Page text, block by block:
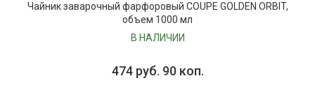
Чайник заварочный фарфоровый COUPE GOLDEN ORBIT,
объем 1000 мл
В НАЛИЧИИ
474 руб. 90 коп.